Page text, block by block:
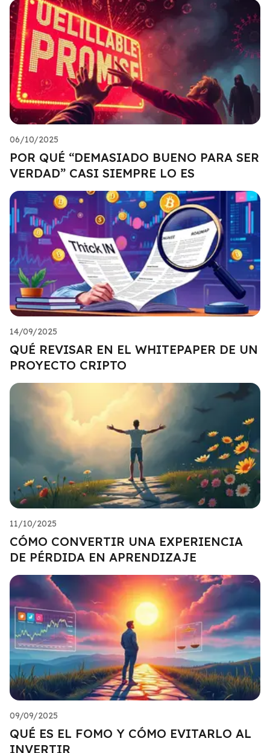
06/10/2025
POR QUÉ “DEMASIADO BUENO PARA SER
VERDAD” CASI SIEMPRE LO ES
14/09/2025
QUÉ REVISAR EN EL WHITEPAPER DE UN
PROYECTO CRIPTO
11/10/2025
CÓMO CONVERTIR UNA EXPERIENCIA
DE PÉRDIDA EN APRENDIZAJE
09/09/2025
QUÉ ES EL FOMO Y CÓMO EVITARLO AL
INVERTIR